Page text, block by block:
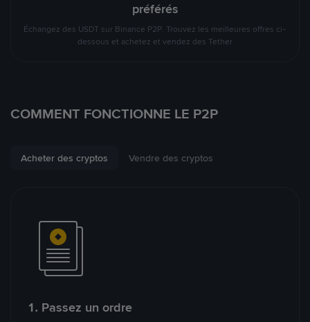
préférés
Échangez des USDT sur Binance P2P. Trouvez les meilleures offres ci-
dessous et achetez et vendez des Tether
COMMENT FONCTIONNE LE P2P
Acheter des cryptos Vendre des cryptos
1. Passez un ordre